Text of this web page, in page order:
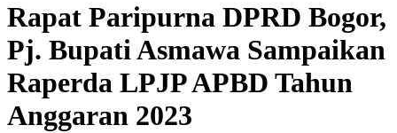
Rapat Paripurna DPRD Bogor,
Pj. Bupati Asmawa Sampaikan
Raperda LPJP APBD Tahun
Anggaran 2023